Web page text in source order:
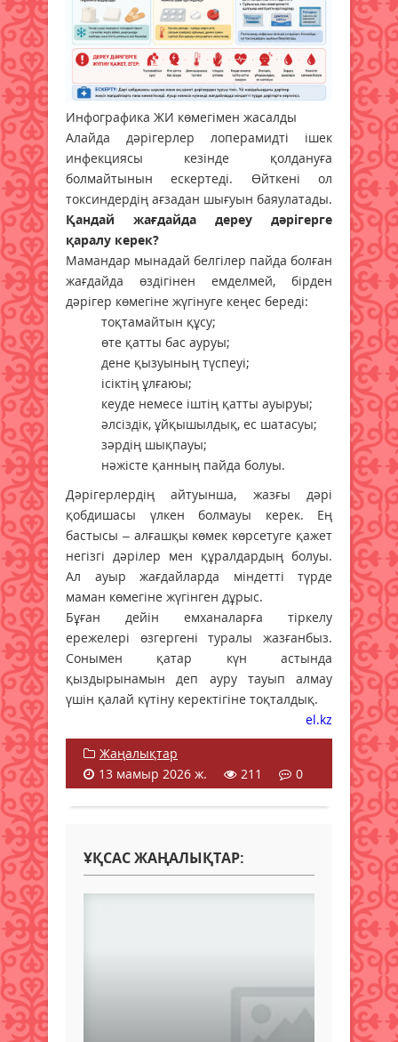
Инфографика ЖИ көмегімен жасалды
Алайда дәрігерлер лоперамидті ішек
инфекциясы кезінде қолдануға
болмайтынын ескертеді. Өйткені ол
токсиндердің ағзадан шығуын баяулатады.
Қандай жағдайда дереу дәрігерге
қаралу керек?
Мамандар мынадай белгілер пайда болған
жағдайда өздігінен емделмей, бірден
дәрігер көмегіне жүгінуге кеңес береді:
тоқтамайтын құсу;
өте қатты бас ауруы;
дене қызуының түспеуі;
ісіктің ұлғаюы;
кеуде немесе іштің қатты ауыруы;
әлсіздік, ұйқышылдық, ес шатасуы;
зәрдің шықпауы;
нәжісте қанның пайда болуы.
Дәрігерлердің айтуынша, жазғы дәрі
қобдишасы үлкен болмауы керек. Ең
бастысы – алғашқы көмек көрсетуге қажет
негізгі дәрілер мен құралдардың болуы.
Ал ауыр жағдайларда міндетті түрде
маман көмегіне жүгінген дұрыс.
Бұған дейін емханаларға тіркелу
ережелері өзгергені туралы жазғанбыз.
Сонымен қатар күн астында
қыздырынамын деп ауру тауып алмау
үшін қалай күтіну керектігіне тоқталдық.
el.kz
Жаңалықтар
13 мамыр 2026 ж.
211 0
ҰҚСАС ЖАҢАЛЫҚТАР: